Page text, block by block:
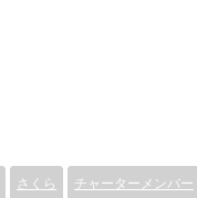
さくら チャーターメンバー